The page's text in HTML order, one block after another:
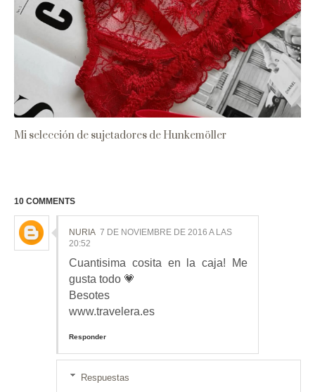
Mi selección de sujetadores de Hunkemöller
10 COMMENTS
NURIA 7 DE NOVIEMBRE DE 2016 A LAS
20:52
Cuantisima cosita en la caja! Me
gusta todo 💗
Besotes
www.travelera.es
Responder
Respuestas